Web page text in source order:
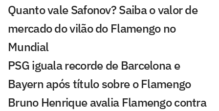
Quanto vale Safonov? Saiba o valor de
mercado do vilão do Flamengo no
Mundial
PSG iguala recorde de Barcelona e
Bayern após título sobre o Flamengo
Bruno Henrique avalia Flamengo contra